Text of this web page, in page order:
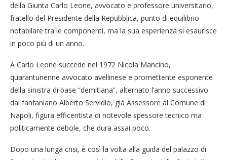
della Giunta Carlo Leone, avvocato e professore universitario,
fratello del Presidente della Repubblica, punto di equilibrio
notabilare tra le componenti, ma la sua esperienza si esaurisce
in poco più di un anno.
A Carlo Leone succede nel 1972 Nicola Mancino,
quarantunenne avvocato avellinese e promettente esponente
della sinistra di base “demitiana”, alternato l’anno successivo
dal fanfaniano Alberto Servidio, già Assessore al Comune di
Napoli, figura efficentista di notevole spessore tecnico ma
politicamente debole, che dura assai poco.
Dopo una lunga crisi, è così la volta alla guida del palazzo di